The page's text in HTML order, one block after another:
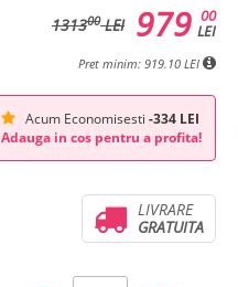
131300LEI 00
LEI
979
Pret minim: 919.10 LEI
Acum Economisesti -334 LEI
Adauga in cos pentru a profita!
LIVRARE
GRATUITA